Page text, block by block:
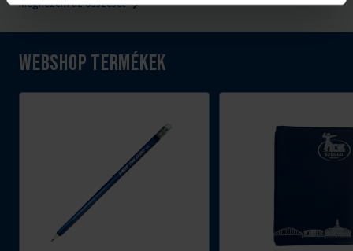
Megnézem az összeset
Webshop termékek